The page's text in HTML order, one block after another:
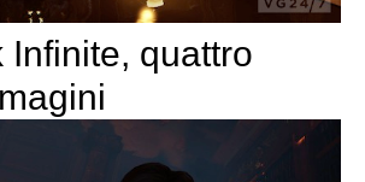
Infinite, quattro